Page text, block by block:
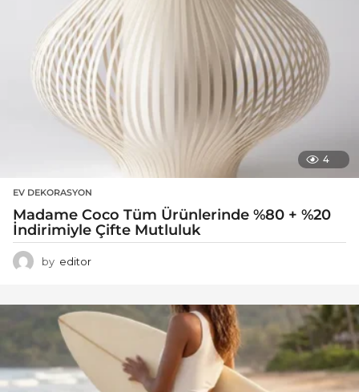
4
EV DEKORASYON
Madame Coco Tüm Ürünlerinde %80 + %20
İndirimiyle Çifte Mutluluk
by editor